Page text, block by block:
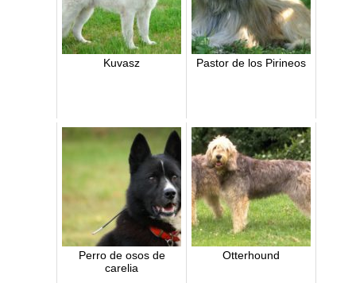
Kuvasz Pastor de los Pirineos
Perro de osos de
carelia
Otterhound